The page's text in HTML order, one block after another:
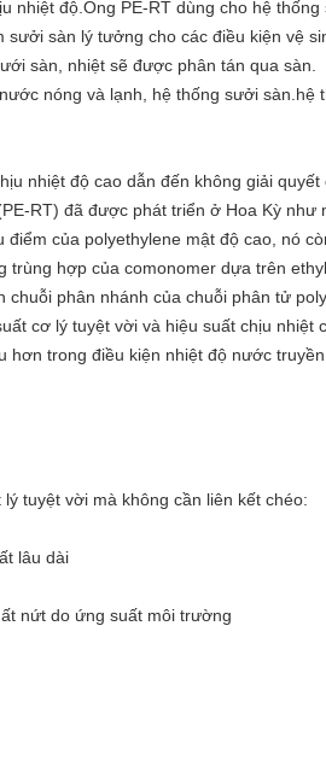
nhiệt độ.Ống PE-RT dùng cho hệ
sàn lý tưởng cho các điều kiện vệ
sàn, nhiệt sẽ được phân tán qua sàn.
nóng và lạnh, hệ thống sưởi sàn.hệ
nhiệt độ cao dẫn đến không giải
RT) đã được phát triển ở Hoa Kỳ
của polyethylene mật độ cao, nó
trùng hợp của comonomer dựa trên
phân nhánh của chuỗi phân tử
cơ lý tuyệt vời và hiệu suất chịu nhiệt
trong điều kiện nhiệt độ nước
tuyệt vời mà không cần liên kết chéo:
lâu dài
nứt do ứng suất môi trường